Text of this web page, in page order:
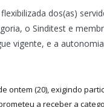
dos(as)
o Sinditest e
vigente, e a
ontem (20), exigindo
a receber a